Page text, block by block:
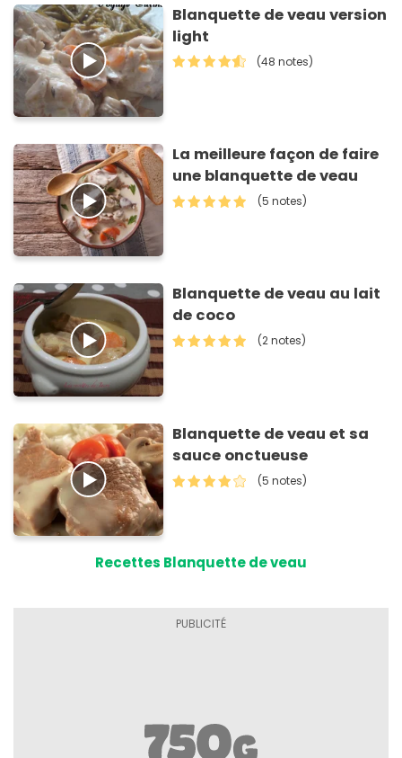
Blanquette de veau version
light
(48 notes)
La meilleure façon de faire
une blanquette de veau
(5 notes)
Blanquette de veau au lait
de coco
(2 notes)
Blanquette de veau et sa
sauce onctueuse
(5 notes)
Recettes Blanquette de veau